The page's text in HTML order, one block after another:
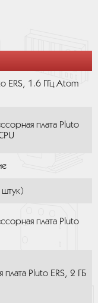
ERS, 1.6 ГГц Atom
плата Pluto
плата Pluto
Pluto ERS, 2 ГБ